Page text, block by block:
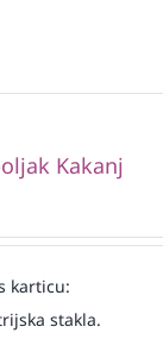
Kakanj
karticu:
stakla.